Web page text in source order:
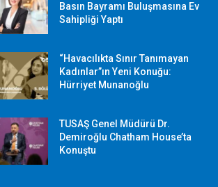
Basın Bayramı Buluşmasına Ev
Sahipliği Yaptı
“Havacılıkta Sınır Tanımayan
Kadınlar”ın Yeni Konuğu:
Hürriyet Munanoğlu
TUSAŞ Genel Müdürü Dr.
Demiroğlu Chatham House’ta
Konuştu